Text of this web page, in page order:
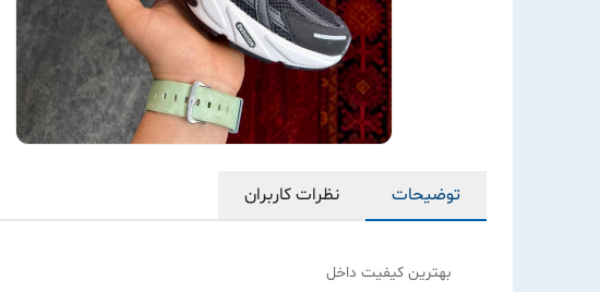
توضیحات نظرات کاربران
بهترین کیفیت داخل